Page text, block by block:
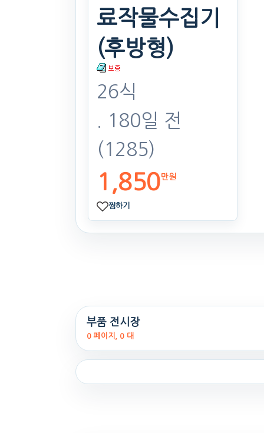
료작물수집기
(후방형)
26식
. 180일 전
(1285)
1,850만원
찜하기
부품 전시장
0 페이지, 0 대